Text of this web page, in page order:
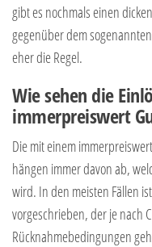
gibt es nochmals einen
gegenüber dem
eher die Regel.
Wie sehen die
immerpreiswert
Die mit einem
hängen immer davon ab,
wird. In den meisten Fällen
vorgeschrieben, der je nach
Rücknahmebedingungen